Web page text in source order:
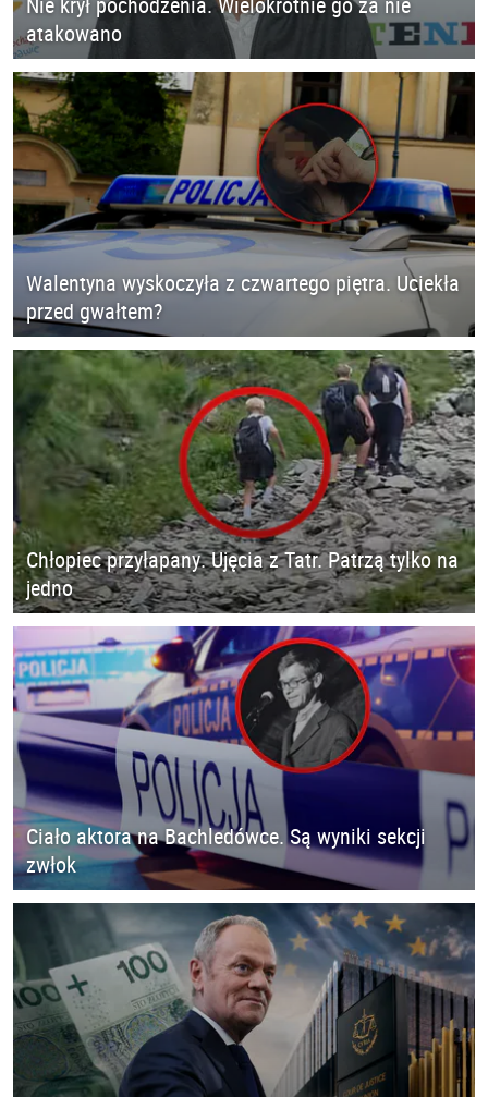
atakowano
Walentyna wyskoczyła z czwartego piętra. Uciekła
przed gwałtem?
Chłopiec przyłapany. Ujęcia z Tatr. Patrzą tylko na
jedno
Ciało aktora na Bachledówce. Są wyniki sekcji
zwłok